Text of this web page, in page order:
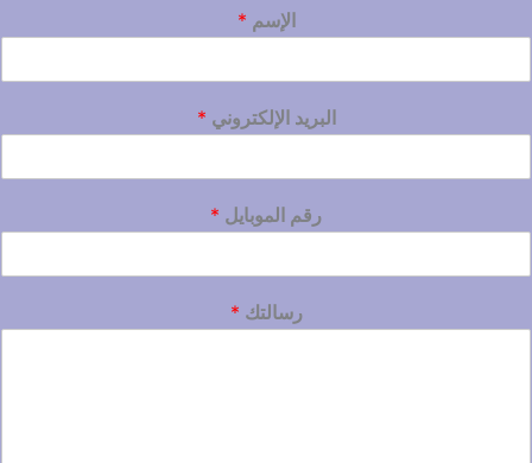
الإسم *
البريد الإلكتروني *
رقم الموبايل *
رسالتك *